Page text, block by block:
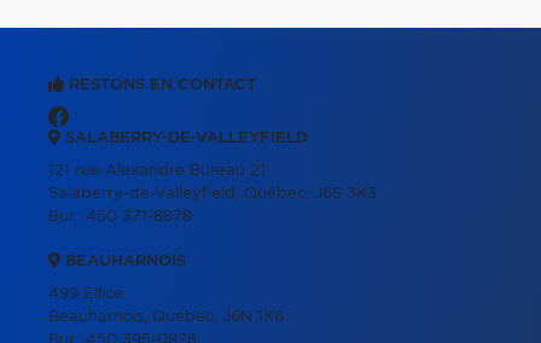
RESTONS EN CONTACT
SALABERRY-DE-VALLEYFIELD
121 rue Alexandre Bureau 21
Salaberry-de-Valleyfield, Québec, J6S 3K3
Bur.: 450 371-8878
BEAUHARNOIS
499 Ellice
Beauharnois, Québec, J6N 1X6
Bur.: 450 395-0878